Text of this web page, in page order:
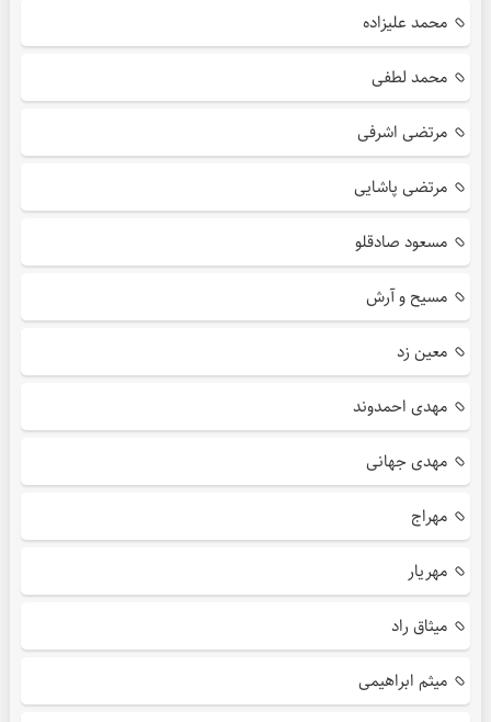
محمد علیزاده
محمد لطفی
مرتضی اشرفی
مرتضی پاشایی
مسعود صادقلو
مسیح و آرش
معین زد
مهدی احمدوند
مهدی جهانی
مهراج
مهریار
میثاق راد
میثم ابراهیمی